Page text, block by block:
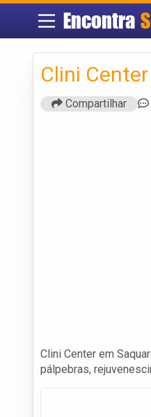
Encontra
Clini Center
Compartilhar
Clini Center em
pálpebras,